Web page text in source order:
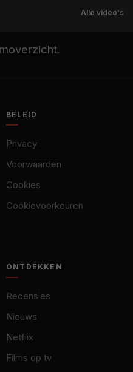
Alle video's
BELEID
Privacy
Voorwaarden
Cookies
Cookievoorkeuren
ONTDEKKEN
Recensies
Nieuws
Netflix
Films op tv